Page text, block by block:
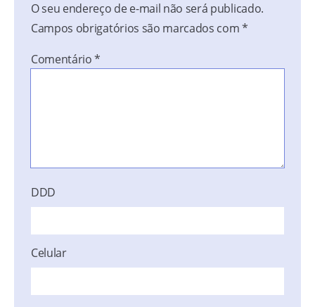
O seu endereço de e-mail não será publicado.
Campos obrigatórios são marcados com*
Comentário*
DDD
Celular